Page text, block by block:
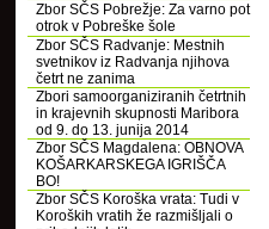
Zbor SČS Pobrežje: Za varno pot
otrok v Pobreške šole
Zbor SČS Radvanje: Mestnih
svetnikov iz Radvanja njihova
četrt ne zanima
Zbori samoorganiziranih četrtnih
in krajevnih skupnosti Maribora
od 9. do 13. junija 2014
Zbor SČS Magdalena: OBNOVA
KOŠARKARSKEGA IGRIŠČA
BO!
Zbor SČS Koroška vrata: Tudi v
Koroških vratih že razmišljali o